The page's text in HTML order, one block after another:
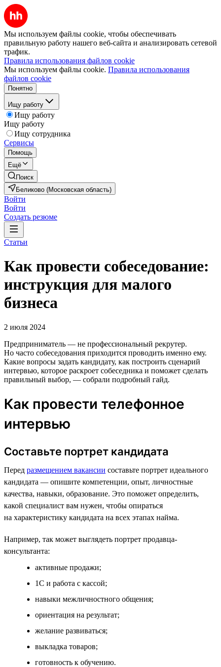
Мы используем файлы cookie, чтобы обеспечивать
правильную работу нашего веб-сайта и анализировать сетевой
трафик.
Правила использования файлов cookie
Мы используем файлы cookie. Правила использования
файлов cookie
Понятно
Ищу работу
Ищу работу
Ищу работу
Ищу сотрудника
Сервисы
Помощь
Ещё
Поиск
Беликово (Московская область)
Войти
Войти
Создать резюме
Статьи
Как провести собеседование:
инструкция для малого
бизнеса
2 июля 2024
Предприниматель — не профессиональный рекрутер.
Но часто собеседования приходится проводить именно ему.
Какие вопросы задать кандидату, как построить сценарий
интервью, которое раскроет собеседника и поможет сделать
правильный выбор, — собрали подробный гайд.
Как провести телефонное
интервью
Составьте портрет кандидата
Перед размещением вакансии составьте портрет идеального
кандидата — опишите компетенции, опыт, личностные
качества, навыки, образование. Это поможет определить,
какой специалист вам нужен, чтобы опираться
на характеристику кандидата на всех этапах найма.
Например, так может выглядеть портрет продавца-
консультанта:
активные продажи;
1С и работа с кассой;
навыки межличностного общения;
ориентация на результат;
желание развиваться;
выкладка товаров;
готовность к обучению.